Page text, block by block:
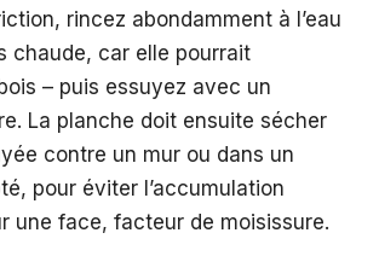
rincez abondamment à l’eau
chaude, car elle pourrait
– puis essuyez avec un
La planche doit ensuite sécher
contre un mur ou dans un
pour éviter l’accumulation
une face, facteur de moisissure.